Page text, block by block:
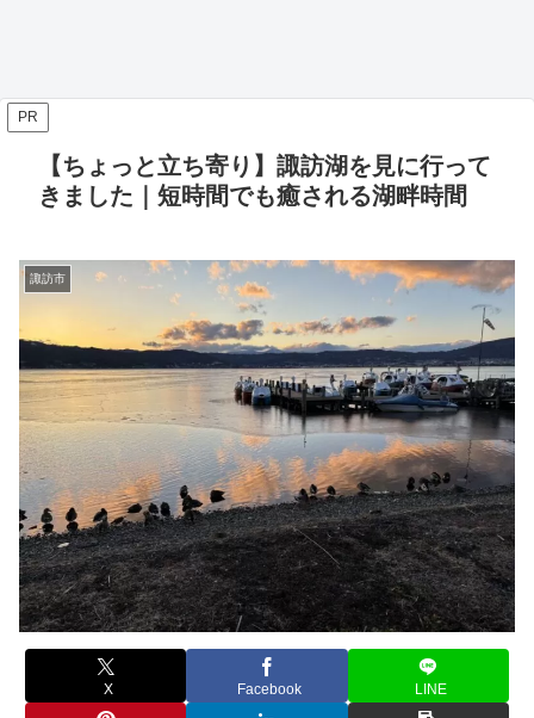
PR
【ちょっと立ち寄り】諏訪湖を見に行って
きました｜短時間でも癒される湖畔時間
諏訪市
X Facebook LINE